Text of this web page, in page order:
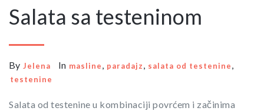
Salata sa testeninom
By Jelena In masline, paradajz, salata od testenine,
testenine
Salata od testenine u kombinaciji povrćem i začinima